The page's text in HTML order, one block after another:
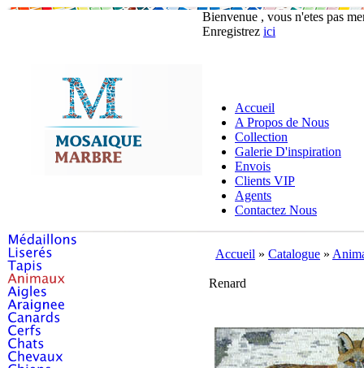
Bienvenue , vous n'etes pas
Enregistrez ici
Accueil
A Propos de Nous
Collection
Galerie D'inspiration
Envois
Clients VIP
Agents
Contactez Nous
Accueil » Catalogue »
Renard